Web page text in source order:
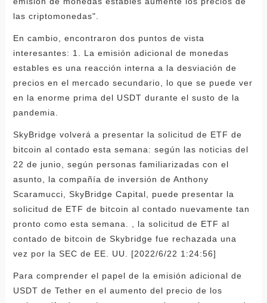
las criptomonedas".
En cambio, encontraron dos puntos de vista
interesantes: 1. La emisión adicional de monedas
estables es una reacción interna a la desviación de
precios en el mercado secundario, lo que se puede ver
en la enorme prima del USDT durante el susto de la
pandemia.
SkyBridge volverá a presentar la solicitud de ETF de
bitcoin al contado esta semana: según las noticias del
22 de junio, según personas familiarizadas con el
asunto, la compañía de inversión de Anthony
Scaramucci, SkyBridge Capital, puede presentar la
solicitud de ETF de bitcoin al contado nuevamente tan
pronto como esta semana. , la solicitud de ETF al
contado de bitcoin de Skybridge fue rechazada una
vez por la SEC de EE. UU. [2022/6/22 1:24:56]
Para comprender el papel de la emisión adicional de
USDT de Tether en el aumento del precio de los